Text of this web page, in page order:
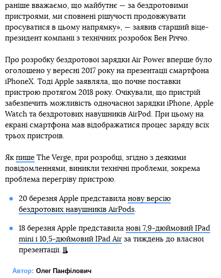
раніше вважаємо, що майбутнє — за бездротовими
пристроями, ми сповнені рішучості продовжувати
просуватися в цьому напрямку», — заявив старший віце-
президент компанії з технічних розробок Вен Річчо.
Про розробку бездротової зарядки Air Power вперше було
оголошено у вересні 2017 року на презентації смартфона
iPhoneX. Тоді Apple заявляла, що почне поставки
пристрою протягом 2018 року. Очікували, що пристрій
забезпечить можливість одночасної зарядки iPhone, Apple
Watch та бездротових навушників AirPod. При цьому на
екрані смартфона мав відображатися процес заряду всіх
трьох пристроїв.
Як пише The Verge, при розробці, згідно з деякими
повідомленнями, виникли технічні проблеми, зокрема
проблема перегріву пристрою.
20 березня Apple представила нову версію
бездротових навушників AirPods.
18 березня Apple представила нові 7,9-дюймовий IPad
mini і 10,5-дюймовий IPad Airза тиждень до власної
презентації.
Автор: Олег Панфілович